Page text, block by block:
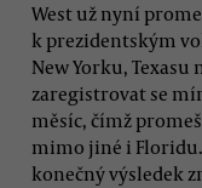
West už nyní
k prezidentským
New Yorku,
zaregistrovat se
měsíc, čímž
mimo jiné i
konečný výsledek